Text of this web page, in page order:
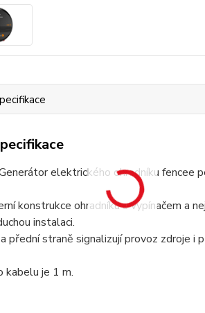
elektrického ohradníku fencee
konstrukce ohradníku s vypínačem a
instalaci.
přední straně signalizují provoz zdroje i
kabelu je 1 m.